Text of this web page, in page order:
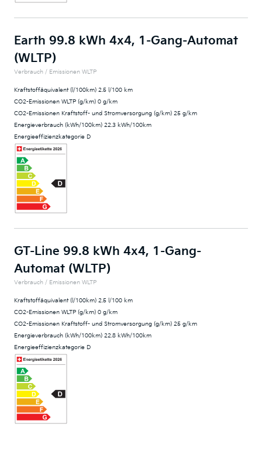
Earth 99.8 kWh 4x4, 1-Gang-Automat
(WLTP)
Verbrauch / Emissionen WLTP
Kraftstoffäquivalent (l/100km) 2.5 l/100 km
CO2-Emissionen WLTP (g/km) 0 g/km
CO2-Emissionen Kraftstoff- und Stromversorgung (g/km) 25 g/km
Energieverbrauch (kWh/100km) 22.3 kWh/100km
Energieeffizienzkategorie D
GT-Line 99.8 kWh 4x4, 1-Gang-
Automat (WLTP)
Verbrauch / Emissionen WLTP
Kraftstoffäquivalent (l/100km) 2.5 l/100 km
CO2-Emissionen WLTP (g/km) 0 g/km
CO2-Emissionen Kraftstoff- und Stromversorgung (g/km) 25 g/km
Energieverbrauch (kWh/100km) 22.8 kWh/100km
Energieeffizienzkategorie D